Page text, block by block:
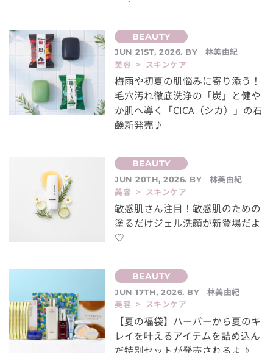
JUN 21ST, 2026. BY
林美由紀
美容 > スキンケア
梅雨や初夏の肌悩みに寄り添う！
毛穴汚れ徹底洗浄の「炭」と健や
か肌へ導く「CICA（シカ）」の石
鹸新発売♪
JUN 20TH, 2026. BY
林美由紀
美容 > スキンケア
敏感肌さん注目！敏感肌のための
塗るだけジェル洗顔が新登場だよ
♡
JUN 17TH, 2026. BY
林美由紀
美容 > スキンケア
【夏の福袋】ハーバーから夏のキ
レイを叶えるアイテムを詰め込ん
だ特別セットが発売されるよ♪